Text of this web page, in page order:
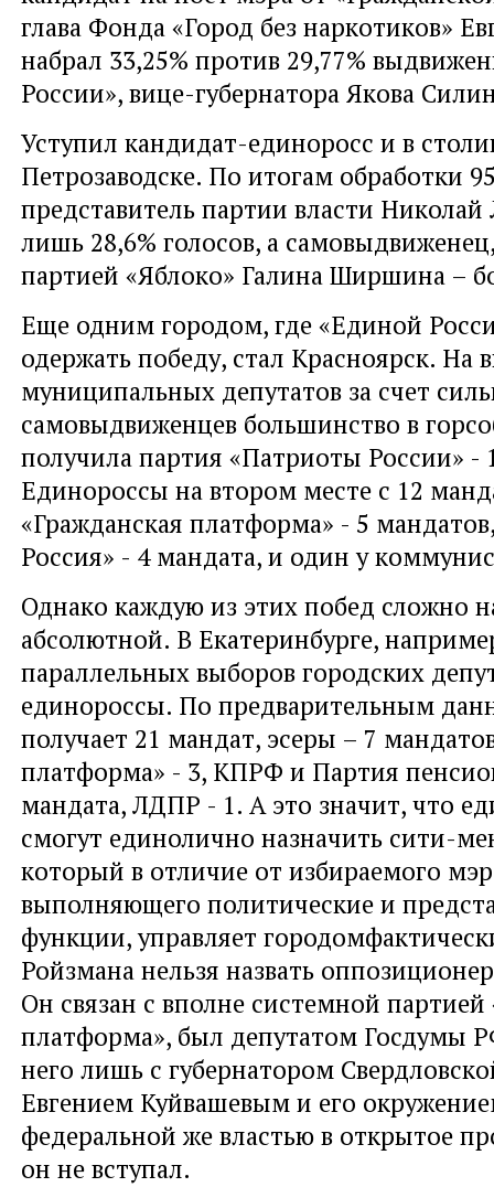
глава Фонда «Город без наркотиков»
набрал 33,25% против 29,77%
России», вице-губернатора Якова
Уступил кандидат-единоросс и в
Петрозаводске. По итогам обработки
представитель партии власти Николай
лишь 28,6% голосов, а
партией «Яблоко» Галина Ширшина –
Еще одним городом, где «Единой
одержать победу, стал Красноярск. На
муниципальных депутатов за счет
самовыдвиженцев большинство в
получила партия «Патриоты России» -
Единороссы на втором месте с 12
«Гражданская платформа» - 5
Россия» - 4 мандата, и один у
Однако каждую из этих побед сложно
абсолютной. В Екатеринбурге,
параллельных выборов городских
единороссы. По предварительным
получает 21 мандат, эсеры – 7
платформа» - 3, КПРФ и Партия
мандата, ЛДПР - 1. А это значит, что
смогут единолично назначить сити-
который в отличие от избираемого
выполняющего политические и
функции, управляет
Ройзмана нельзя назвать
Он связан с вполне системной партией
платформа», был депутатом Госдумы
него лишь с губернатором
Евгением Куйвашевым и его
федеральной же властью в открытое
он не вступал.